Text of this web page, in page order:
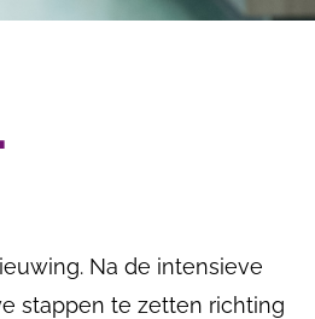
Na de intensieve
stappen te zetten richting